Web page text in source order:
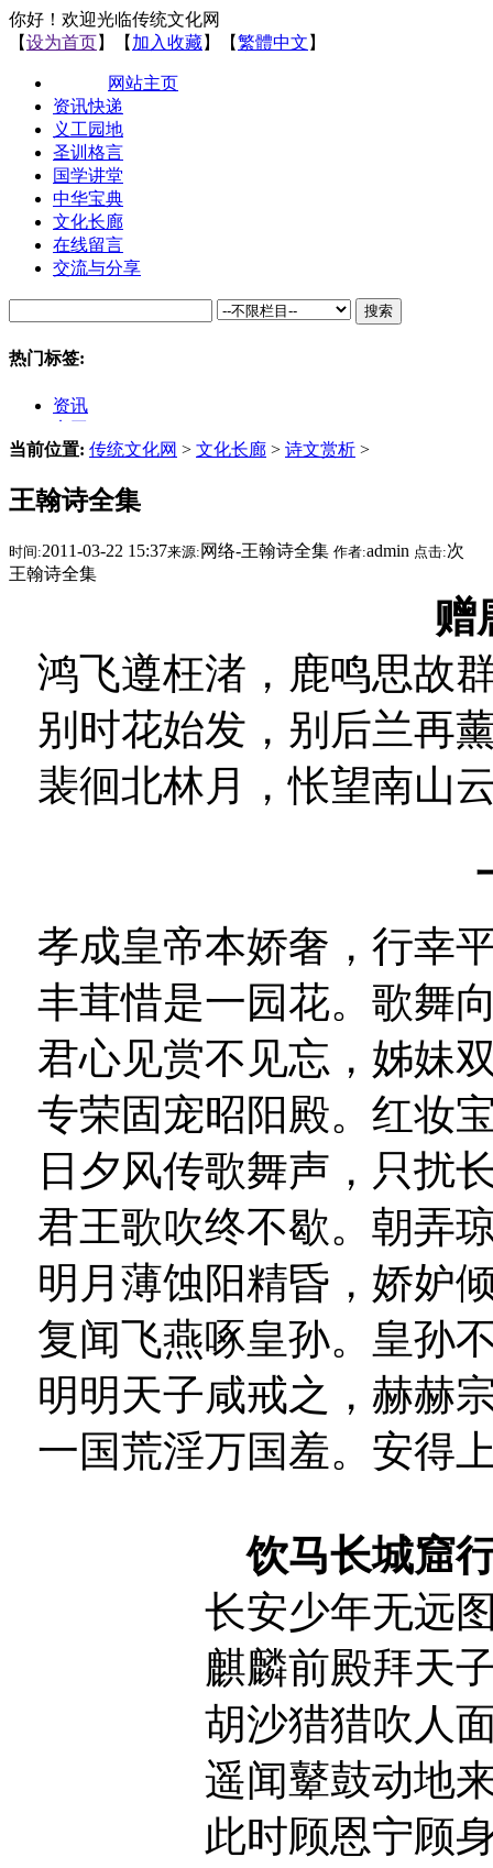
你好！欢迎光临传统文化网
【设为首页】【 加入收藏】【繁體中文 】
网站主页
资讯快递
义工园地
圣训格言
国学讲堂
中华宝典
文化长廊
在线留言
交流与分享
搜索
热门标签:
资讯
文化
儒学
民俗
养生
视频
书库
当前位置: 传统文化网 > 文化长廊 > 诗文赏析 >
王翰诗全集
时间:2011-03-22 15:37来源: 网络-王翰诗全集 作者:admin 点击:次
王翰诗全集
赠
鸿飞遵枉渚，鹿鸣思故
别时花始发，别后兰再
裴徊北林月，怅望南山
孝成皇帝本娇奢，行幸
丰茸惜是一园花。歌舞
君心见赏不见忘，姊妹
专荣固宠昭阳殿。红妆
日夕风传歌舞声，只扰
君王歌吹终不歇。朝弄
明月薄蚀阳精昏，娇妒
复闻飞燕啄皇孙。皇孙
明明天子咸戒之，赫赫
一国荒淫万国羞。安得
饮马长城窟
长安少年无远
麒麟前殿拜天
胡沙猎猎吹人
遥闻鼙鼓动地
此时顾恩宁顾